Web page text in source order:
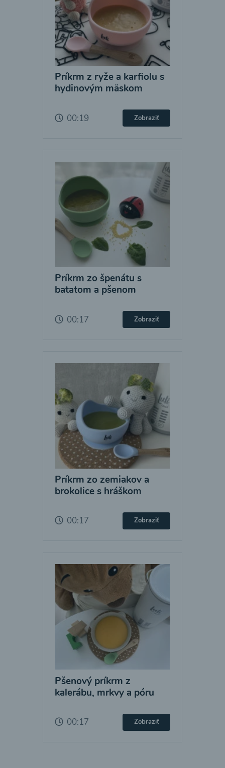
Príkrm z ryže a karfiolu s
hydinovým mäskom
00:19 Zobraziť
Príkrm zo špenátu s
batatom a pšenom
00:17 Zobraziť
Príkrm zo zemiakov a
brokolice s hráškom
00:17 Zobraziť
Pšenový príkrm z
kalerábu, mrkvy a póru
00:17 Zobraziť